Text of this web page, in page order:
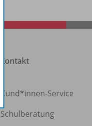
Kontakt
Kund*innen-Service
Schulberatung